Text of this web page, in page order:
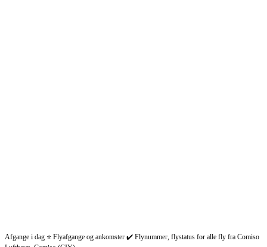
Afgange i dag ⭐ Flyafgange og ankomster ✔️ Flynummer, flystatus for alle fly fra Comiso